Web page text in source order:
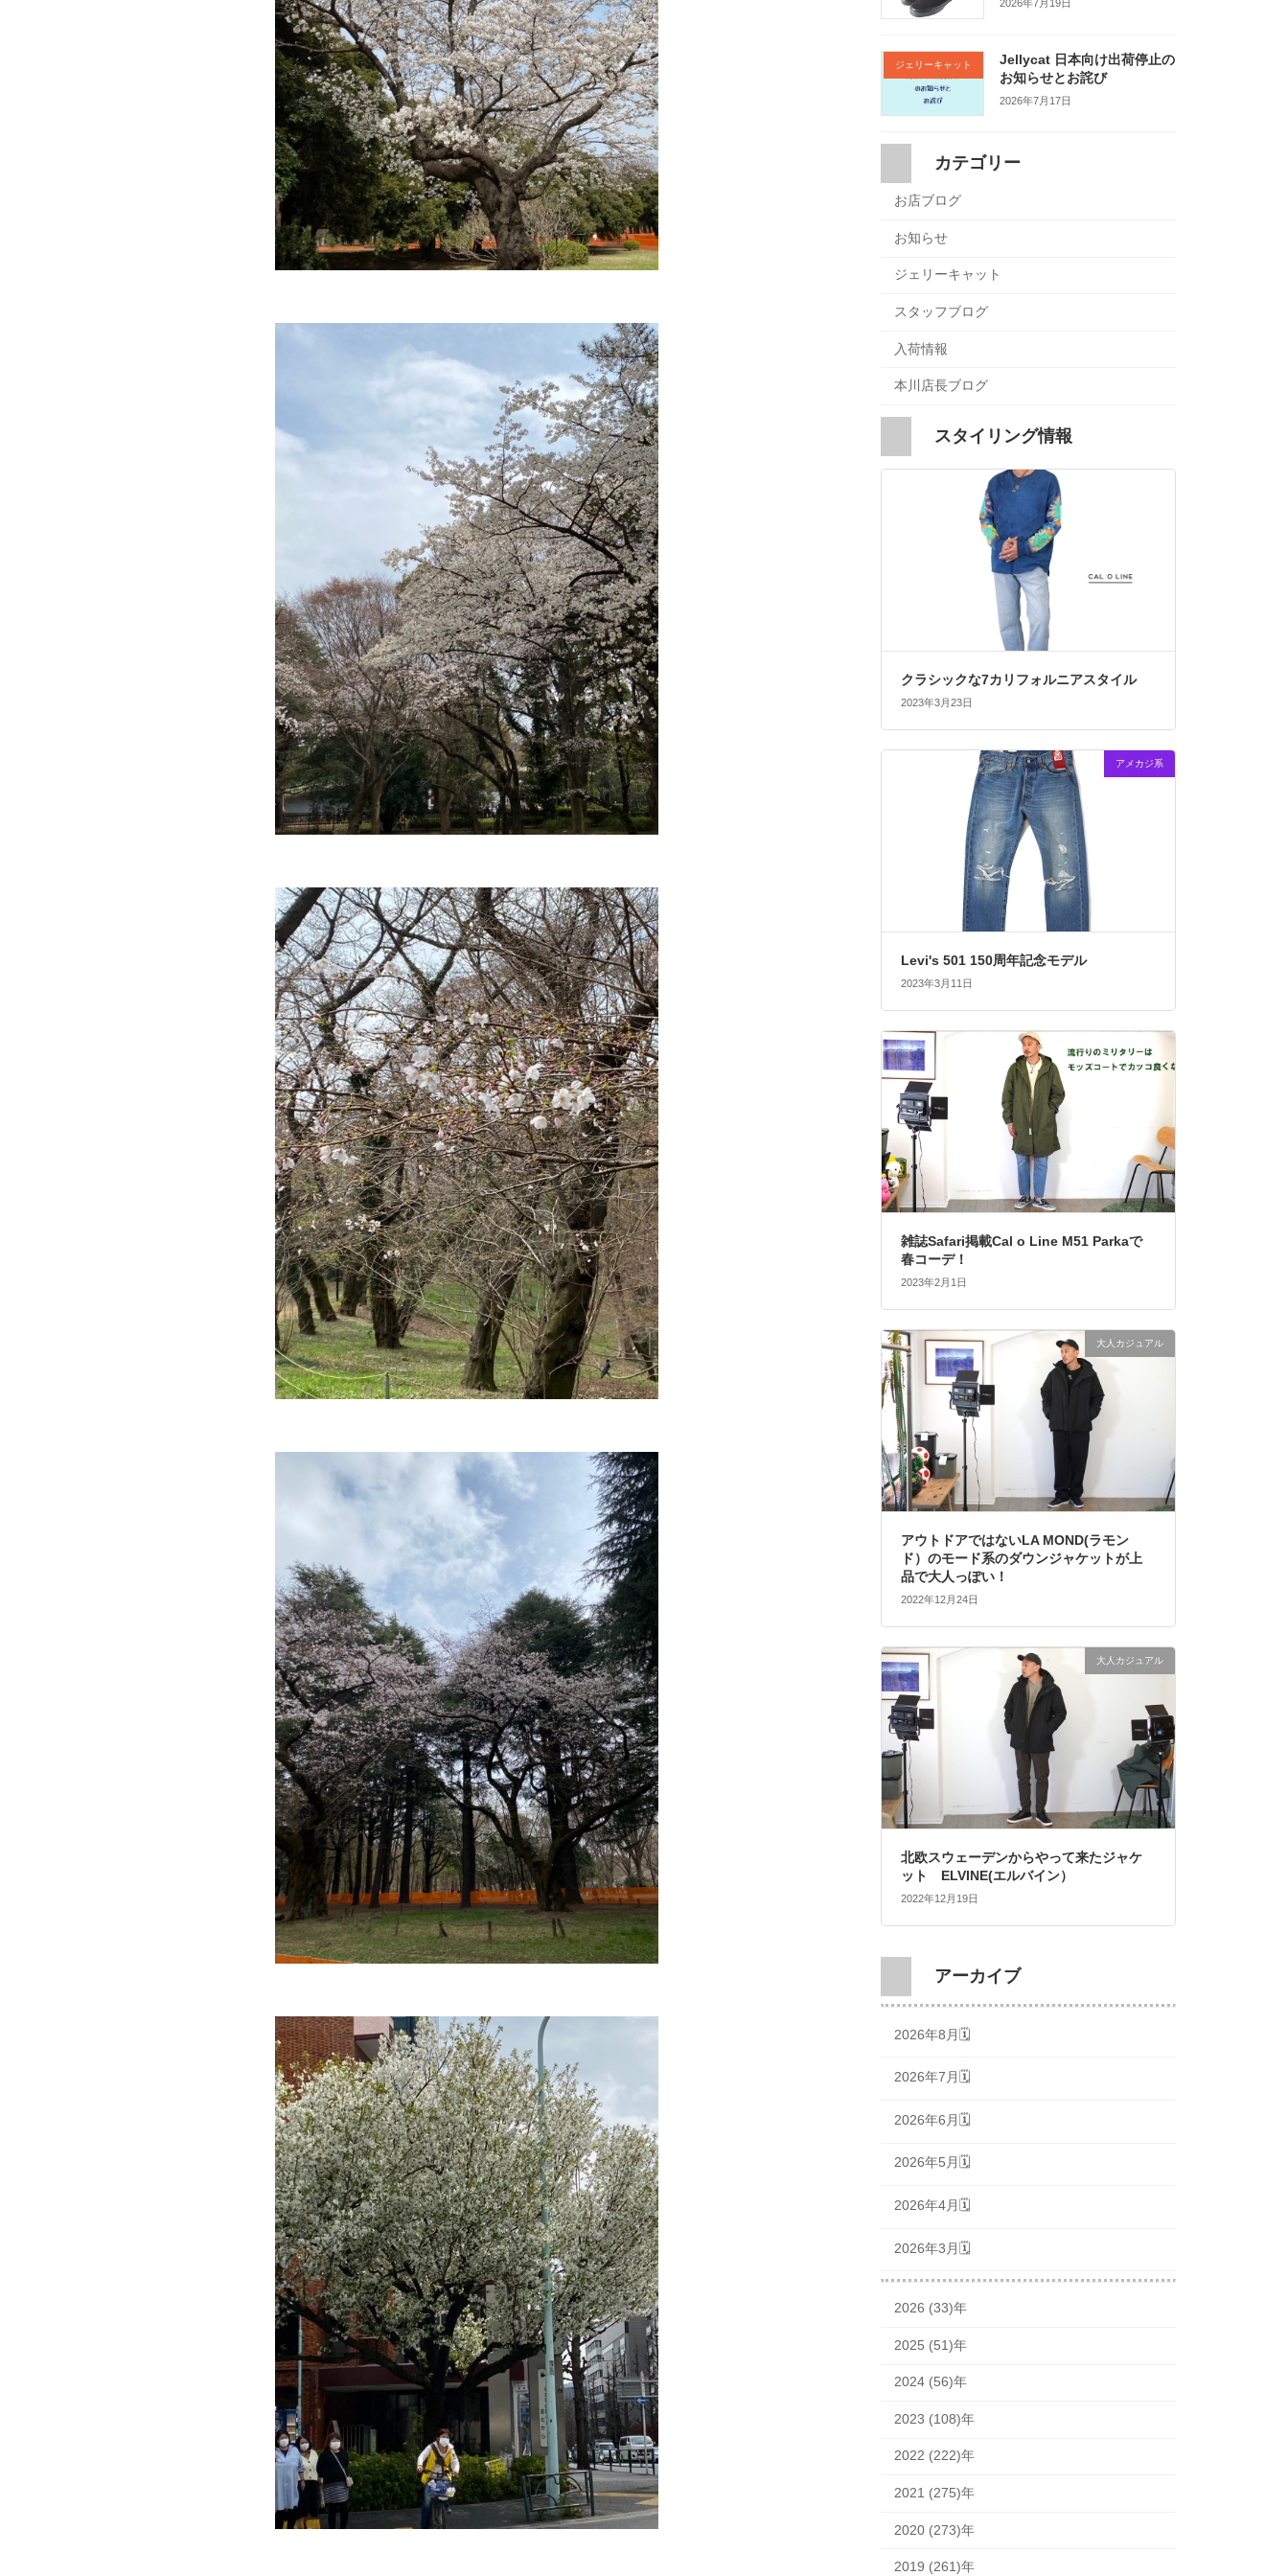
2026年7月19日
ジェリーキャット
Jellycat 日本向け出荷停止の
お知らせとお詫び
2026年7月17日
カテゴリー
お店ブログ
お知らせ
ジェリーキャット
スタッフブログ
入荷情報
本川店長ブログ
スタイリング情報
クラシックな7カリフォルニアスタイル
2023年3月23日
アメカジ系
Levi's 501 150周年記念モデル
2023年3月11日
雑誌Safari掲載Cal o Line M51 Parkaで
春コーデ！
2023年2月1日
大人カジュアル
アウトドアではないLA MOND(ラモン
ド）のモード系のダウンジャケットが上
品で大人っぽい！
2022年12月24日
大人カジュアル
北欧スウェーデンからやって来たジャケ
ット ELVINE(エルバイン）
2022年12月19日
アーカイブ
2026年8月🗓
2026年7月🗓
2026年6月🗓
2026年5月🗓
2026年4月🗓
2026年3月🗓
2026 (33)年
2025 (51)年
2024 (56)年
2023 (108)年
2022 (222)年
2021 (275)年
2020 (273)年
2019 (261)年